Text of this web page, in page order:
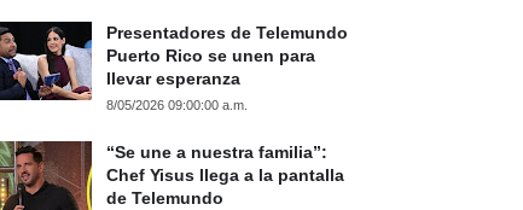
Presentadores de Telemundo
Puerto Rico se unen para
llevar esperanza
8/05/2026 09:00:00 a.m.
“Se une a nuestra familia”:
Chef Yisus llega a la pantalla
de Telemundo